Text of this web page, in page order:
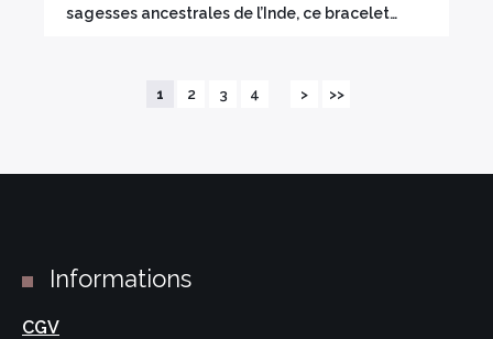
sagesses ancestrales de l’Inde, ce bracelet…
1 2 3 4 > >>
Informations
CGV